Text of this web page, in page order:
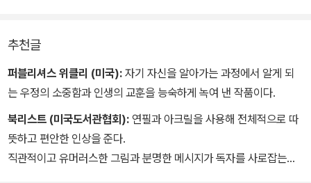
추천글
퍼블리셔스 위클리 (미국): 자기 자신을 알아가는 과정에서 알게 되
는 우정의 소중함과 인생의 교훈을 능숙하게 녹여 낸 작품이다.
북리스트 (미국도서관협회): 연필과 아크릴을 사용해 전체적으로 따
뜻하고 편안한 인상을 준다.
직관적이고 유머러스한 그림과 분명한 메시지가 독자를 사로잡는다.